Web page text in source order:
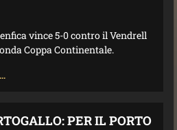
vince 5-0 contro il Vendrell
Coppa Continentale.
PER IL PORTO